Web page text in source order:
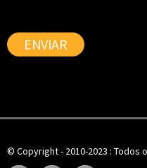
ENVIAR
© Copyright - 2010-2023 :